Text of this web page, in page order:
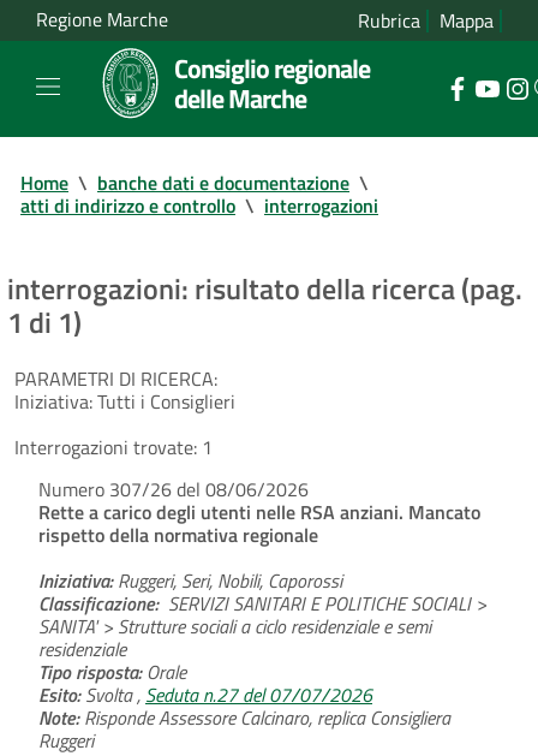
Regione Marche Rubrica Mappa
Consiglio regionale
delle Marche
Home \ banche dati e documentazione \
atti di indirizzo e controllo \ interrogazioni
interrogazioni: risultato della ricerca (pag.
1 di 1)
PARAMETRI DI RICERCA:
Iniziativa:Tutti i Consiglieri
Interrogazioni trovate: 1
Numero 307/26 del 08/06/2026
Rette a carico degli utenti nelle RSA anziani. Mancato
rispetto della normativa regionale
Iniziativa:Ruggeri, Seri, Nobili, Caporossi
Classificazione: SERVIZI SANITARI E POLITICHE SOCIALI >
SANITA' > Strutture sociali a ciclo residenziale e semi
residenziale
Tipo risposta:Orale
Esito:Svolta , Seduta n.27 del 07/07/2026
Note:Risponde Assessore Calcinaro, replica Consigliera
Ruggeri